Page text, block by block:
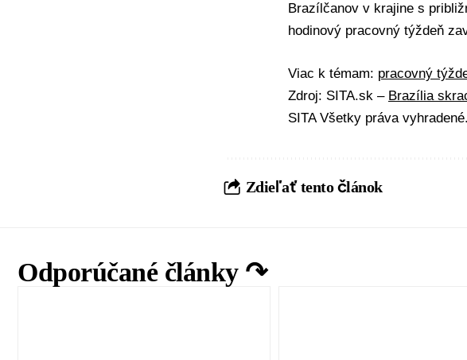
Brazílčanov v krajine s
hodinový pracovný týždeň
Viac k témam: pracovný
Zdroj: SITA.sk – Brazília
SITA Všetky práva vyhradené.
Zdieľať tento článok
Odporúčané články ↷